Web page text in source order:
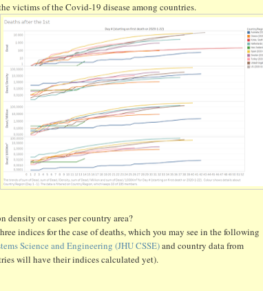
victims of the Covid-19 disease among countries.
density or cases per country area?
indices for the case of deaths, which you may see in the following
Science and Engineering (JHU CSSE)and country data from
will have their indices calculated yet).